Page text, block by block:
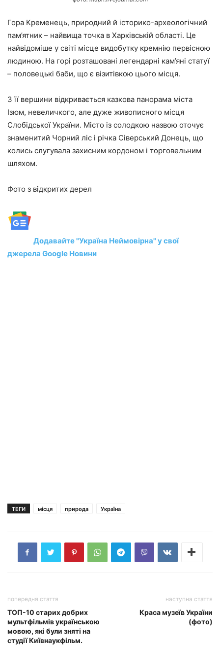
Гора Кременець, природний й історико-археологічний
пам’ятник – найвища точка в Харківській області. Це
найвідоміше у світі місце видобутку кремнію первісною
людиною. На горі розташовані легендарні кам’яні статуї
– половецькі баби, що є візитівкою цього місця.
З її вершини відкривається казкова панорама міста
Ізюм, невеличкого, але дуже живописного місця
Слобідської України. Місто із солодкою назвою оточує
знаменитий Чорний ліс і річка Сіверський Донець, що
колись слугувала захисним кордоном і торговельним
шляхом.
Фото з відкритих дерел
Додавайте "Україна Неймовірна" у свої
джерела Google Новини
ТЕГИ місця природа Україна
попередня стаття
ТОП-10 старих добрих
мультфільмів українською
мовою, які були зняті на
студії Київнаукфільм.
наступна стаття
Краса музеїв України
(фото)